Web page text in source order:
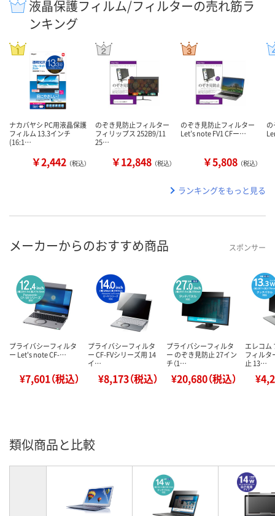
液晶保護フィルム/フィルターの売れ筋ラ
ンキング
ナカバヤシ PC用液晶保護
フィルム 13.3インチ
(16:1…
￥2,442 （税込）
のぞき見防止フィルター
フィリップス 252B9/11
25…
￥12,848 （税込）
のぞき見防止フィルター
Let’s note FV1 CFー…
￥5,808 （税込）
ランキングをもっと見る
メーカーからのおすすめ商品 スポンサー
プライバシーフィルタ
ー Let's note CF-…
¥7,601（税込）
プライバシーフィルタ
ー CF-FVシリーズ用 14
イ…
¥8,173（税込）
プライバシーフィルタ
ー のぞき見防止 27イン
チ（1…
¥20,680（税込）
エレコム
フィルタ
止 13…
類似商品と比較